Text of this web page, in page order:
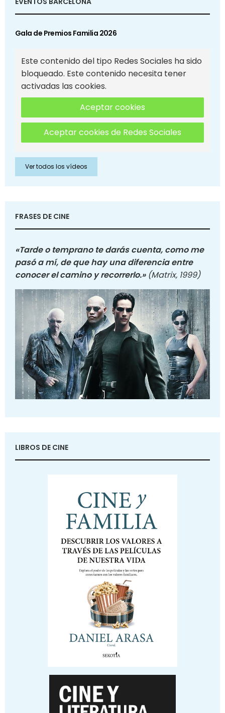
Gala de Premios Familia 2026
Este contenido del tipo Redes Sociales ha sido
bloqueado. Este contenido necesita tener
activadas las cookies.
Aceptar cookies
Aceptar cookies de Redes Sociales
Ver todos los vídeos
FRASES DE CINE
«Tarde o temprano te darás cuenta, como me
pasó a mí, de que hay una diferencia entre
conocer el camino y recorrerlo.» (Matrix, 1999)
LIBROS DE CINE